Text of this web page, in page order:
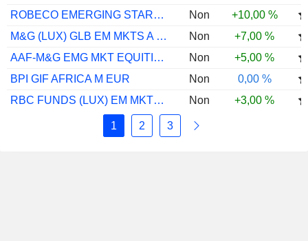
ROBECO EMERGING STARS EQUITIES KE £
Non
+10,00 %
M&G (LUX) GLB EM MKTS A EUR ACC
Non
+7,00 %
AAF-M&G EMG MKT EQUITIES C
Non
+5,00 %
BPI GIF AFRICA M EUR
Non
0,00 %
RBC FUNDS (LUX) EM MKTS VAL EQ O USD
Non +3,00 %
1 2 3